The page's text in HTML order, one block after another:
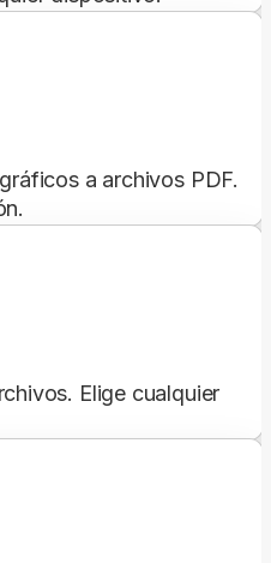
a archivos PDF.
Elige cualquier